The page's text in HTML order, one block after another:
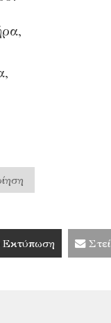
Εκτύπωση